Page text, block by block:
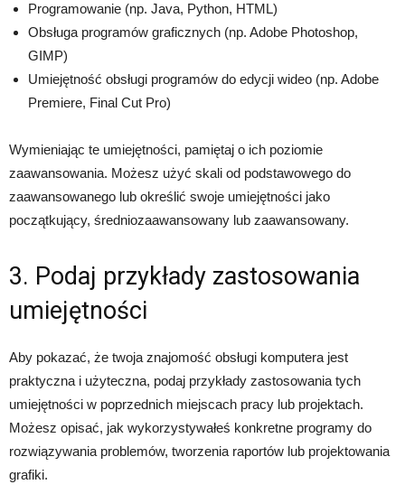
Programowanie (np. Java, Python, HTML)
Obsługa programów graficznych (np. Adobe Photoshop,
GIMP)
Umiejętność obsługi programów do edycji wideo (np. Adobe
Premiere, Final Cut Pro)
Wymieniając te umiejętności, pamiętaj o ich poziomie
zaawansowania. Możesz użyć skali od podstawowego do
zaawansowanego lub określić swoje umiejętności jako
początkujący, średniozaawansowany lub zaawansowany.
3. Podaj przykłady zastosowania
umiejętności
Aby pokazać, że twoja znajomość obsługi komputera jest
praktyczna i użyteczna, podaj przykłady zastosowania tych
umiejętności w poprzednich miejscach pracy lub projektach.
Możesz opisać, jak wykorzystywałeś konkretne programy do
rozwiązywania problemów, tworzenia raportów lub projektowania
grafiki.